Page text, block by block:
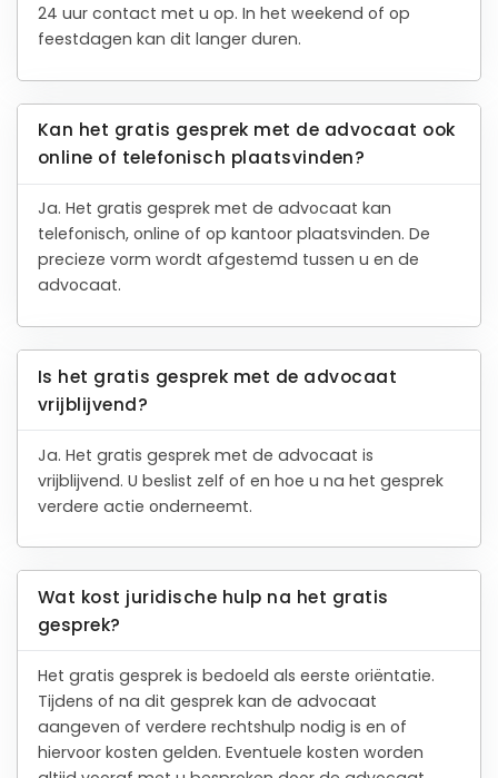
24 uur contact met u op. In het weekend of op
feestdagen kan dit langer duren.
Kan het gratis gesprek met de advocaat ook
online of telefonisch plaatsvinden?
Ja. Het gratis gesprek met de advocaat kan
telefonisch, online of op kantoor plaatsvinden. De
precieze vorm wordt afgestemd tussen u en de
advocaat.
Is het gratis gesprek met de advocaat
vrijblijvend?
Ja. Het gratis gesprek met de advocaat is
vrijblijvend. U beslist zelf of en hoe u na het gesprek
verdere actie onderneemt.
Wat kost juridische hulp na het gratis
gesprek?
Het gratis gesprek is bedoeld als eerste oriëntatie.
Tijdens of na dit gesprek kan de advocaat
aangeven of verdere rechtshulp nodig is en of
hiervoor kosten gelden. Eventuele kosten worden